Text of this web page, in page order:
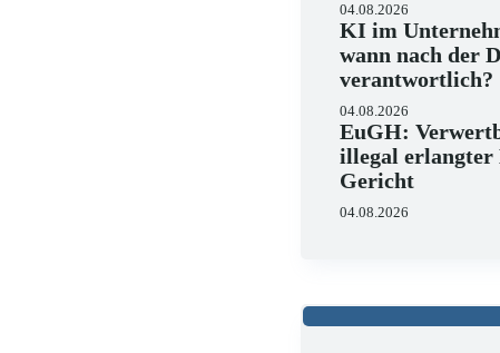
04.08.2026
KI im
wann nach der
verantwortlich?
04.08.2026
EuGH:
illegal erlangter
Gericht
04.08.2026